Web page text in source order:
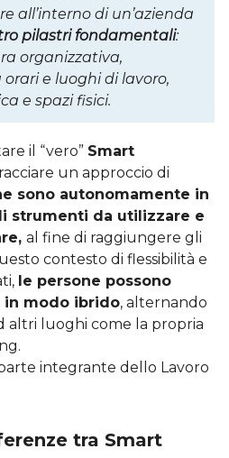
all’interno di un’azienda
pilastri fondamentali:
organizzativa,
e luoghi di lavoro,
e spazi fisici.
il “vero” Smart
un approccio di
sono autonomamente in
strumenti da utilizzare e
al fine di raggiungere gli
contesto di flessibilità e
le persone possono
in modo ibrido, alternando
altri luoghi come la propria
integrante dello Lavoro
tra Smart